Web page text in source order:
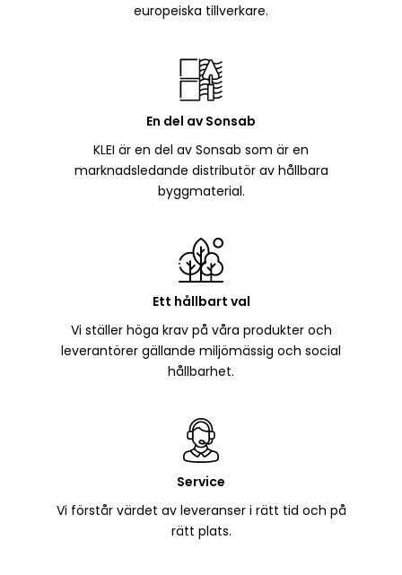
europeiska tillverkare.
En del av Sonsab
KLEI är en del av Sonsab som är en
marknadsledande distributör av hållbara
byggmaterial.
Ett hållbart val
Vi ställer höga krav på våra produkter och
leverantörer gällande miljömässig och social
hållbarhet.
Service
Vi förstår värdet av leveranser i rätt tid och på
rätt plats.